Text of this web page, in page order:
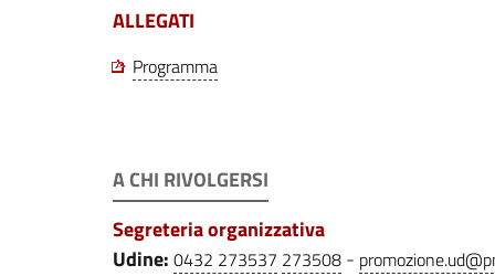
ALLEGATI
Programma
A CHI RIVOLGERSI
Segreteria organizzativa
Udine: 0432 273537 273508 -